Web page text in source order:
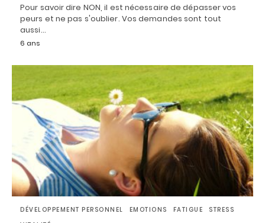
Pour savoir dire NON, il est nécessaire de dépasser vos
peurs et ne pas s'oublier. Vos demandes sont tout
aussi…
6 ans
DÉVELOPPEMENT PERSONNEL EMOTIONS FATIGUE
STRESS